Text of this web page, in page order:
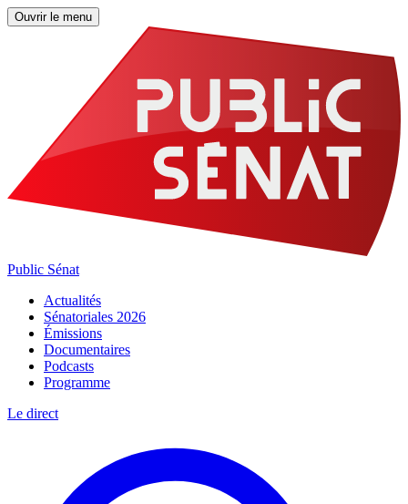
Ouvrir le menu
Public Sénat
Actualités
Sénatoriales 2026
Émissions
Documentaires
Podcasts
Programme
Le direct